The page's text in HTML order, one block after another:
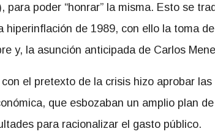
para poder “honrar” la misma. Esto se
hiperinflación de 1989, con ello la toma
y, la asunción anticipada de Carlos
el pretexto de la crisis hizo aprobar
que esbozaban un amplio plan
para racionalizar el gasto público.